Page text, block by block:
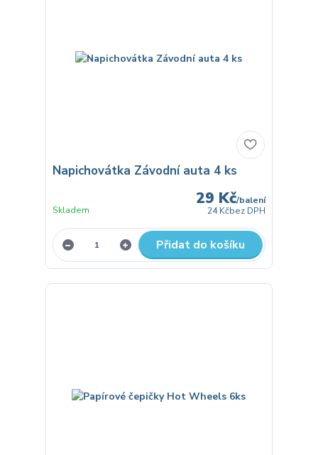
Napichovátka Závodní auta 4 ks
29 Kč/balení
24 Kčbez DPH
Skladem
Přidat do košíku